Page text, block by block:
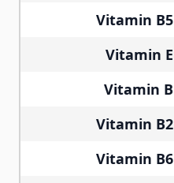
Vitamin B5
Vitamin E
Vitamin B
Vitamin B2
Vitamin B6